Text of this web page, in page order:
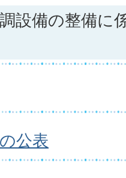
設備の整備に
公表